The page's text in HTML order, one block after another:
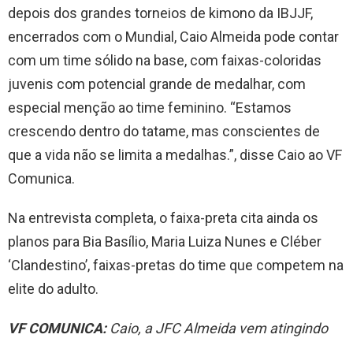
depois dos grandes torneios de kimono da IBJJF,
encerrados com o Mundial, Caio Almeida pode contar
com um time sólido na base, com faixas-coloridas
juvenis com potencial grande de medalhar, com
especial menção ao time feminino. “Estamos
crescendo dentro do tatame, mas conscientes de
que a vida não se limita a medalhas.”, disse Caio ao VF
Comunica.
Na entrevista completa, o faixa-preta cita ainda os
planos para Bia Basílio, Maria Luiza Nunes e Cléber
‘Clandestino’, faixas-pretas do time que competem na
elite do adulto.
VF COMUNICA:Caio, a JFC Almeida vem atingindo